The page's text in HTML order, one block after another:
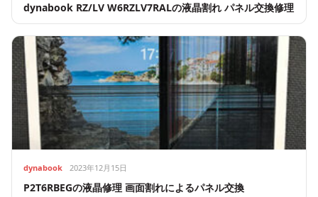
dynabook RZ/LV W6RZLV7RALの液晶割れ パネル交換修理
dynabook 2023年12月15日
P2T6RBEGの液晶修理 画面割れによるパネル交換